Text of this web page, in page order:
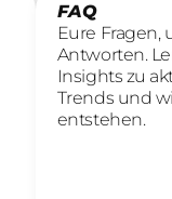
FAQ
Eure Fragen,
Antworten.
Insights zu
Trends und
entstehen.